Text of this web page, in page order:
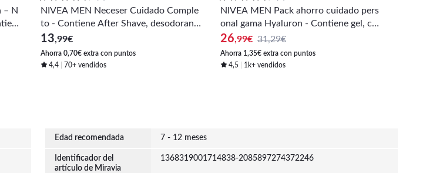
– N
NIVEA MEN Neceser Cuidado Comple
to - Contiene After Shave, desodorant
e, nivea men creme multiusos y crema
hidratante - Set de regalo hombre
13,99€
Ahorra 0,70€ extra con puntos
4,4
70+ vendidos
NIVEA MEN Pack ahorro cuidado pers
onal gama Hyaluron - Contiene gel, co
ntorno de ojos y affershave
26,99€ 31,29€
Ahorra 1,35€ extra con puntos
4,5
1k+ vendidos
Edad recomendada 7 - 12 meses
Identificador del
artículo de Miravia
1368319001714838-2085897274372246